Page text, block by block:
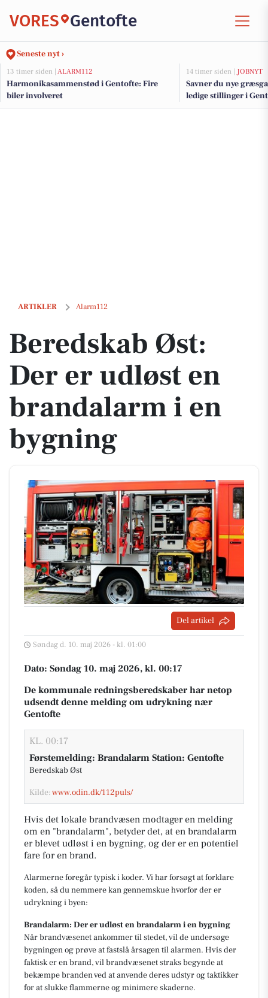
VORES Gentofte
Seneste nyt ›
13 timer siden | ALARM112
Harmonikasammenstød i Gentofte: Fire
biler involveret
14 timer siden | JOBNYT
Savner du nye
ledige stillinger i
ARTIKLER Alarm112
Beredskab Øst: Der er udløst en brandalarm i en bygning
Beredskab Øst:
Der er udløst en
brandalarm i en
bygning
Del artikel
Søndag d. 10. maj 2026 - kl. 01:00
Dato: Søndag 10. maj 2026, kl. 00:17
De kommunale redningsberedskaber har netop
udsendt denne melding om udrykning nær
Gentofte
KL. 00:17
Førstemelding: Brandalarm Station: Gentofte
Beredskab Øst
Kilde:www.odin.dk/112puls/
Hvis det lokale brandvæsen modtager en melding
om en "brandalarm", betyder det, at en brandalarm
er blevet udløst i en bygning, og der er en potentiel
fare for en brand.
Alarmerne foregår typisk i koder. Vi har forsøgt at forklare
koden, så du nemmere kan gennemskue hvorfor der er
udrykning i byen:
Brandalarm: Der er udløst en brandalarm i en bygning
Når brandvæsenet ankommer til stedet, vil de undersøge
bygningen og prøve at fastslå årsagen til alarmen. Hvis der
faktisk er en brand, vil brandvæsenet straks begynde at
bekæmpe branden ved at anvende deres udstyr og taktikker
for at slukke flammerne og minimere skaderne.